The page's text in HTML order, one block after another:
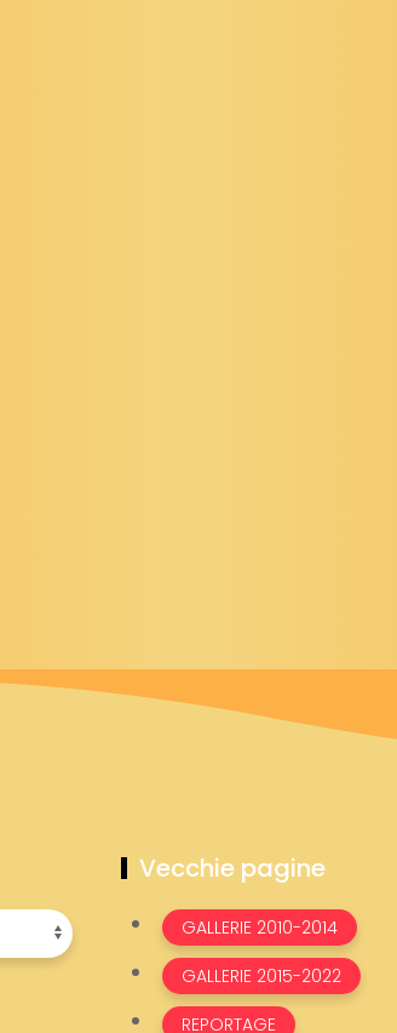
Vecchie pagine
GALLERIE 2010-2014
GALLERIE 2015-2022
REPORTAGE